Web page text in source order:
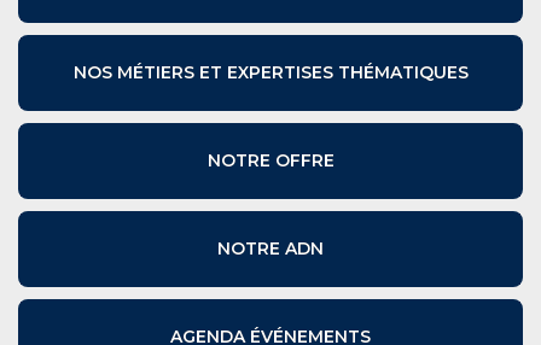
NOS MÉTIERS ET EXPERTISES THÉMATIQUES
NOTRE OFFRE
NOTRE ADN
AGENDA ÉVÉNEMENTS